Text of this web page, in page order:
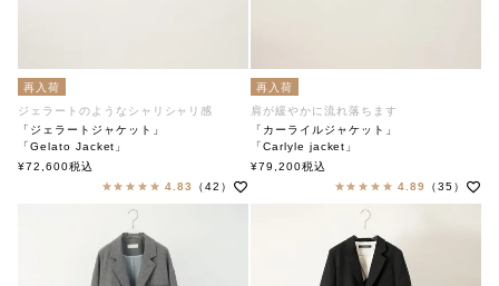
再入荷
ジェラートのようなシャリシャリ感
「ジェラートジャケット」
「Gelato Jacket」
soutiencollar（ステンカラー）
¥72,600税込
4.83
（42）
再入荷
肩が緩やかに流れ落ちます
「カーライルジャケット」
「Carlyle jacket」
soutiencollar（ステンカラー）
¥79,200税込
4.89
（35）